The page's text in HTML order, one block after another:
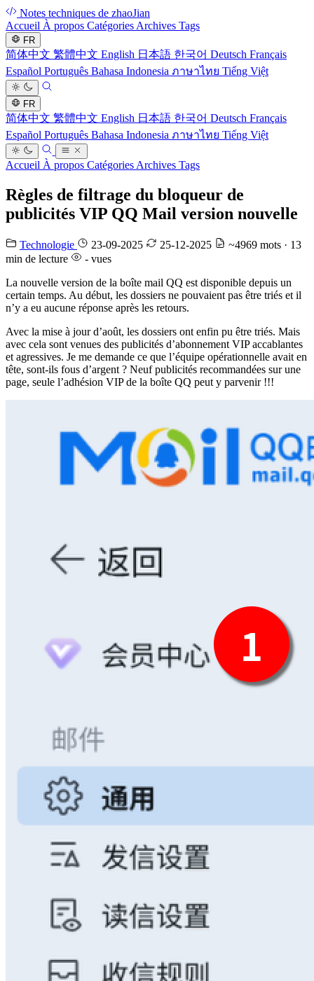
Notes techniques de zhaoJian
Accueil À propos Catégories Archives Tags
FR
简体中文 繁體中文 English 日本語 한국어 Deutsch Français
Español Português Bahasa Indonesia ภาษาไทย Tiếng Việt
FR
简体中文 繁體中文 English 日本語 한국어 Deutsch Français
Español Português Bahasa Indonesia ภาษาไทย Tiếng Việt
Accueil À propos Catégories Archives Tags
Règles de filtrage du bloqueur de
publicités VIP QQ Mail version nouvelle
Technologie 23-09-2025 25-12-2025
~4969 mots · 13
min de lecture
- vues
La nouvelle version de la boîte mail QQ est disponible depuis un
certain temps. Au début, les dossiers ne pouvaient pas être triés et il
n’y a eu aucune réponse après les retours.
Avec la mise à jour d’août, les dossiers ont enfin pu être triés. Mais
avec cela sont venues des publicités d’abonnement VIP accablantes
et agressives. Je me demande ce que l’équipe opérationnelle avait en
tête, sont-ils fous d’argent ? Neuf publicités recommandées sur une
page, seule l’adhésion VIP de la boîte QQ peut y parvenir !!!